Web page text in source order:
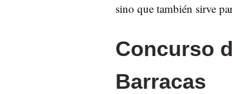
sino que también sirve
Concurso
Barracas